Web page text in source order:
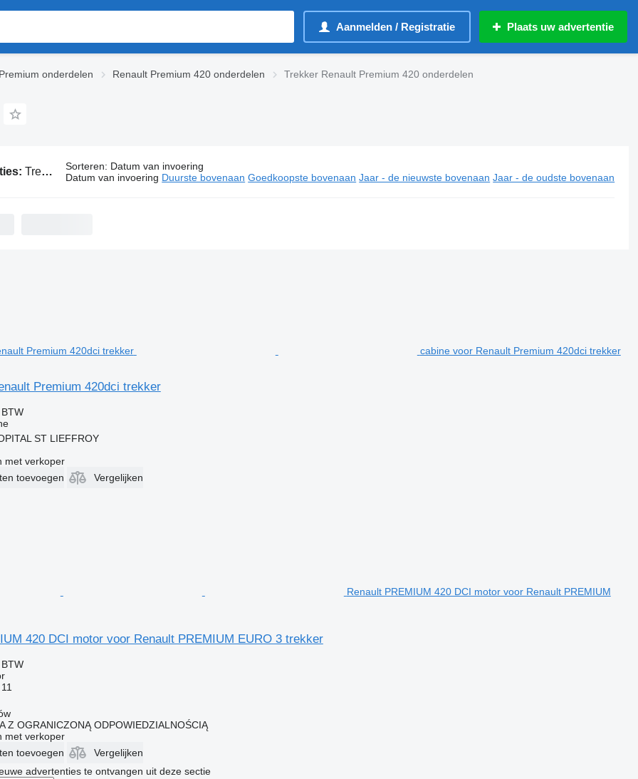
Aanmelden / Registratie Plaats uw advertentie
onderdelen Renault Premium 420 onderdelen Trekker Renault Premium 420 onderdelen
Trekker Renault Premium 420 onderdelen Sorteren: Datum van invoering
Datum van invoering Duurste bovenaan Goedkoopste bovenaan Jaar - de nieuwste bovenaan Jaar - de oudste bovenaan
cabine voor Renault Premium 420dci trekker
Premium 420dci trekker
ST LIEFFROY
met verkoper
toevoegen
Vergelijken
Renault PREMIUM 420 DCI motor voor Renault PREMIUM
420 DCI motor voor Renault PREMIUM EURO 3 trekker
Z OGRANICZONĄ ODPOWIEDZIALNOŚCIĄ
met verkoper
toevoegen
Vergelijken
advertenties te ontvangen uit deze sectie